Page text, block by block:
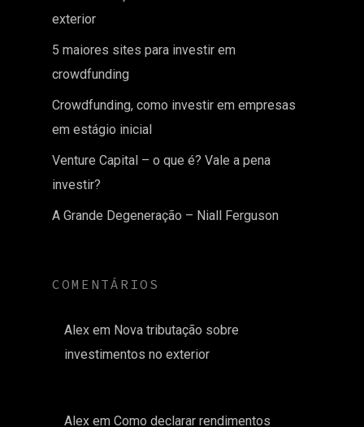
exterior
5 maiores sites para investir em
crowdfunding
Crowdfunding, como investir em empresas
em estágio inicial
Venture Capital – o que é? Vale a pena
investir?
A Grande Degeneração – Niall Ferguson
COMENTÁRIOS
Alex em Nova tributação sobre
investimentos no exterior
Alex em Como declarar rendimentos